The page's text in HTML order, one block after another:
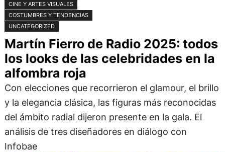
CINE Y ARTES VISUALES
COSTUMBRES Y TENDENCIAS
UNCATEGORIZED
Martín Fierro de Radio 2025: todos
los looks de las celebridades en la
alfombra roja
Con elecciones que recorrieron el glamour, el brillo
y la elegancia clásica, las figuras más reconocidas
del ámbito radial dijeron presente en la gala. El
análisis de tres diseñadores en diálogo con
Infobae